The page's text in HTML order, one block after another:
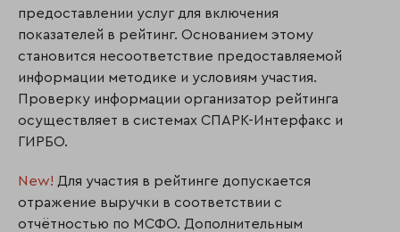
предоставлении услуг для включения
показателей в рейтинг. Основанием этому
становится несоответствие предоставляемой
информации методике и условиям участия.
Проверку информации организатор рейтинга
осуществляет в системах СПАРК-Интерфакс и
ГИРБО.
New! Для участия в рейтинге допускается
отражение выручки в соответствии с
отчётностью по МСФО. Дополнительным